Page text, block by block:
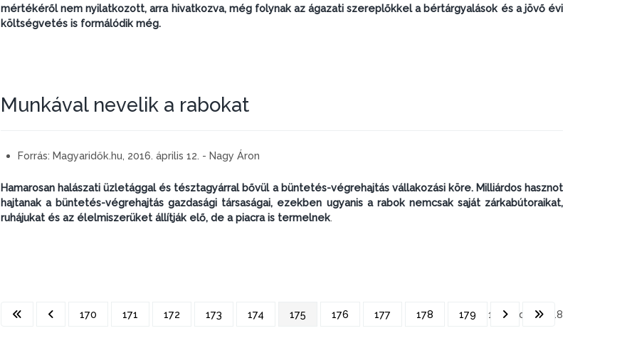
mértékéről nem nyilatkozott, arra hivatkozva, még folynak az ágazati szereplőkkel a bértárgyalások és a jövő évi
költségvetés is formálódik még.
Munkával nevelik a rabokat
Forrás: Magyaridők.hu, 2016. április 12. - Nagy Áron
Hamarosan halászati üzletággal és tésztagyárral bővül a büntetés-végrehajtás vállakozási köre. Milliárdos hasznot
hajtanak a büntetés-végrehajtás gazdasági társaságai, ezekben ugyanis a rabok nemcsak saját zárkabútoraikat,
ruhájukat és az élelmiszerüket állítják elő, de a piacra is termelnek.
175. oldal / 218
170 171 172 173 174 175 176 177 178 179